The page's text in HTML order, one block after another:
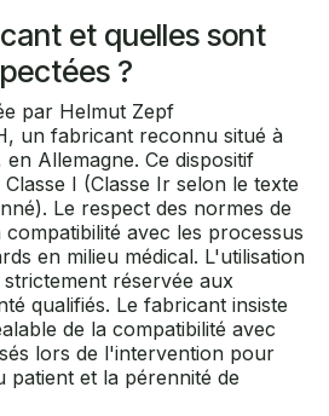
et quelles sont
?
par Helmut Zepf
un fabricant reconnu situé à
Allemagne. Ce dispositif
I (Classe Ir selon le texte
Le respect des normes de
avec les processus
en milieu médical. L'utilisation
réservée aux
qualifiés. Le fabricant insiste
de la compatibilité avec
lors de l'intervention pour
patient et la pérennité de